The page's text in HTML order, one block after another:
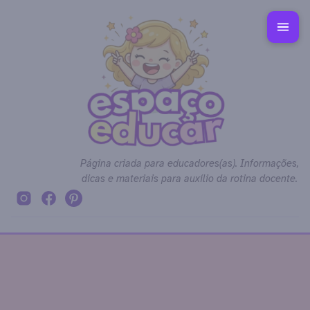
Página criada para educadores(as). Informações,
dicas e materiais para auxílio da rotina docente.